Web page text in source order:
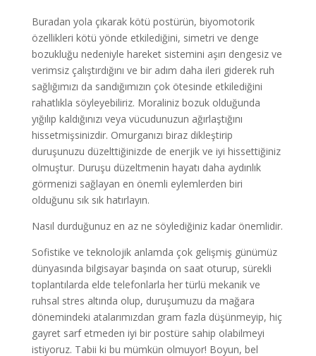
Buradan yola çıkarak kötü postürün, biyomotorik
özellikleri kötü yönde etkilediğini, simetri ve denge
bozukluğu nedeniyle hareket sistemini aşırı dengesiz ve
verimsiz çalıştırdığını ve bir adım daha ileri giderek ruh
sağlığımızı da sandığımızın çok ötesinde etkilediğini
rahatlıkla söyleyebiliriz. Moraliniz bozuk olduğunda
yığılıp kaldığınızı veya vücudunuzun ağırlaştığını
hissetmişsinizdir. Omurganızı biraz dikleştirip
duruşunuzu düzelttiğinizde de enerjik ve iyi hissettiğiniz
olmuştur. Duruşu düzeltmenin hayatı daha aydınlık
görmenizi sağlayan en önemli eylemlerden biri
olduğunu sık sık hatırlayın.
Nasıl durduğunuz en az ne söylediğiniz kadar önemlidir.
Sofistike ve teknolojik anlamda çok gelişmiş günümüz
dünyasında bilgisayar başında on saat oturup, sürekli
toplantılarda elde telefonlarla her türlü mekanik ve
ruhsal stres altında olup, duruşumuzu da mağara
dönemindeki atalarımızdan gram fazla düşünmeyip, hiç
gayret sarf etmeden iyi bir postüre sahip olabilmeyi
istiyoruz. Tabii ki bu mümkün olmuyor! Boyun, bel